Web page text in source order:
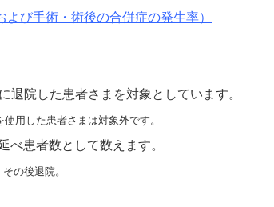
び手術・術後の合併症の発生率）
院した患者さまを対象としています。
用した患者さまは対象外です。
べ患者数として数えます。
の後退院。